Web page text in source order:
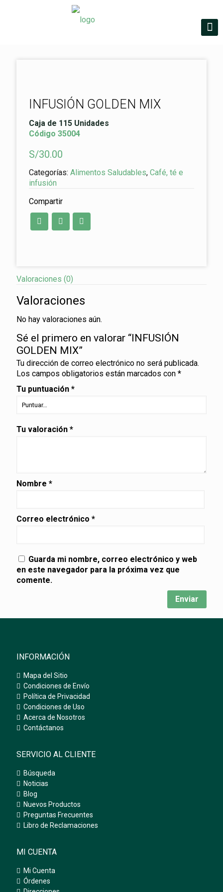
INFUSIÓN GOLDEN MIX
Caja de 115 Unidades
Código 35004
S/30.00
Categorías: Alimentos Saludables, Café, té e
infusión
Compartir
Valoraciones (0)
Valoraciones
No hay valoraciones aún.
Sé el primero en valorar “INFUSIÓN
GOLDEN MIX”
Tu dirección de correo electrónico no será publicada.
Los campos obligatorios están marcados con *
Tu puntuación *
Tu valoración *
Nombre *
Correo electrónico *
Guarda mi nombre, correo electrónico y web
en este navegador para la próxima vez que
comente.
INFORMACIÓN
Mapa del Sitio
Condiciones de Envío
Política de Privacidad
Condiciones de Uso
Acerca de Nosotros
Contáctanos
SERVICIO AL CLIENTE
Búsqueda
Noticias
Blog
Nuevos Productos
Preguntas Frecuentes
Libro de Reclamaciones
MI CUENTA
Mi Cuenta
Órdenes